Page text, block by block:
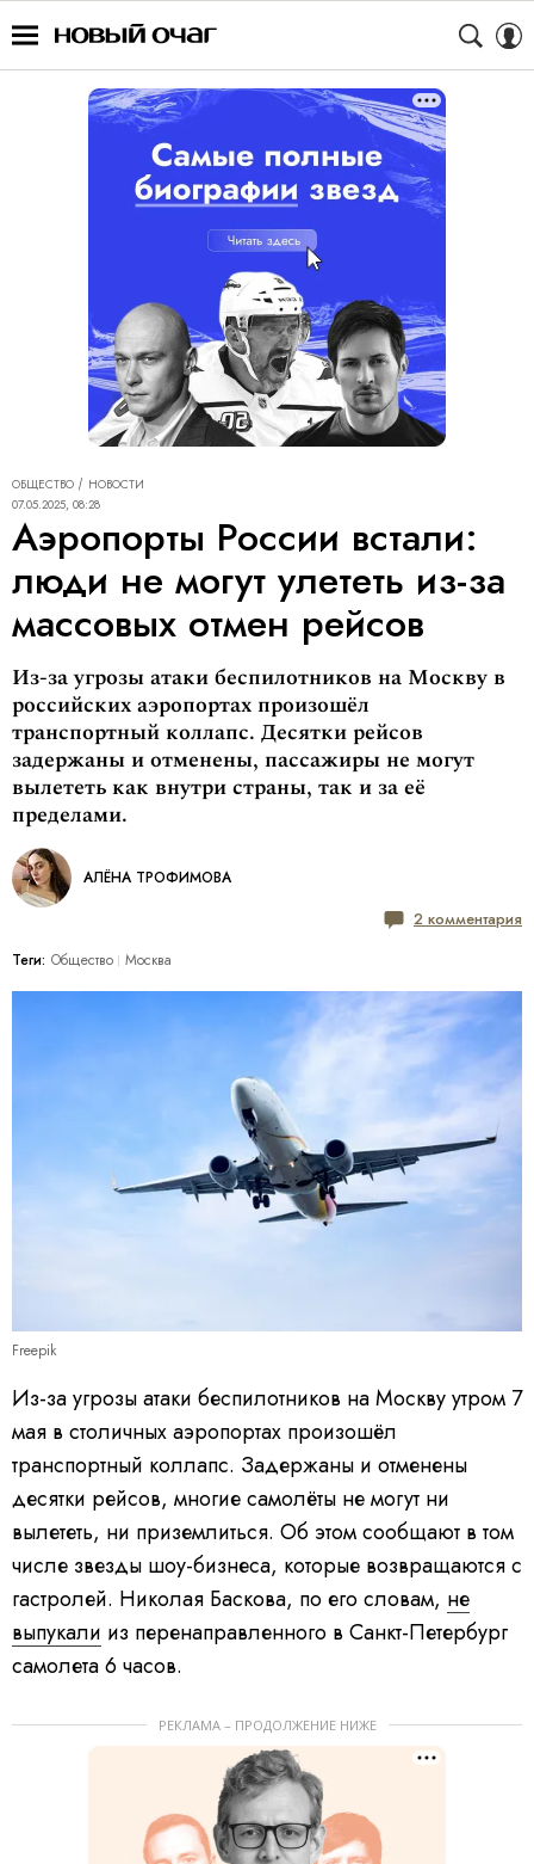
ОБЩЕСТВО
НОВОСТИ
07.05.2025, 08:28
Аэропорты России встали:
люди не могут улететь из-за
массовых отмен рейсов
Из-за угрозы атаки беспилотников на Москву в
российских аэропортах произошёл
транспортный коллапс. Десятки рейсов
задержаны и отменены, пассажиры не могут
вылететь как внутри страны, так и за её
пределами.
АЛЁНА ТРОФИМОВА
2 комментария
Теги: Общество Москва
Freepik
Из-за угрозы атаки беспилотников на Москву утром 7
мая в столичных аэропортах произошёл
транспортный коллапс. Задержаны и отменены
десятки рейсов, многие самолёты не могут ни
вылететь, ни приземлиться. Об этом сообщают в том
числе звезды шоу-бизнеса, которые возвращаются с
гастролей. Николая Баскова, по его словам, не
выпукали из перенаправленного в Санкт-Петербург
самолета 6 часов.
РЕКЛАМА – ПРОДОЛЖЕНИЕ НИЖЕ